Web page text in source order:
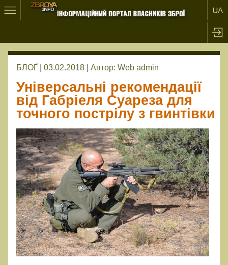
БЛОҐ | 03.02.2018 | Автор: Web admin
Універсальні рекомендації
від Габріеля Суареза для
точного пострілу з гвинтівки